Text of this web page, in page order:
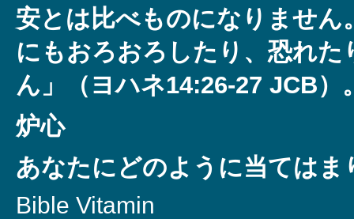
安とは比べものになりません
にもおろおろしたり、恐れ
ん」（ヨハネ14:26-27 JCB）
炉心
あなたにどのように当てはま
Bible Vitamin